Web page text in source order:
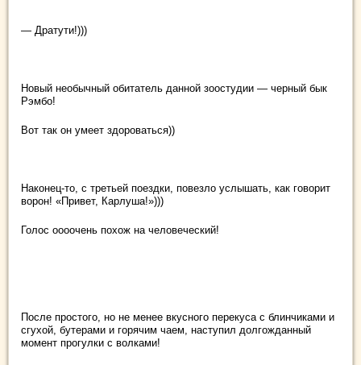
— Дратути!)))
Новый необычный обитатель данной зоостудии — черный бык
Рэмбо!
Вот так он умеет здороваться))
Наконец-то, с третьей поездки, повезло услышать, как говорит
ворон! «Привет, Карлуша!»)))
Голос оооочень похож на человеческий!
После простого, но не менее вкусного перекуса с блинчиками и
сгухой, бутерами и горячим чаем, наступил долгожданный
момент прогулки с волками!